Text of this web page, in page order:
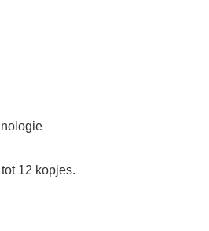
12 kopjes.